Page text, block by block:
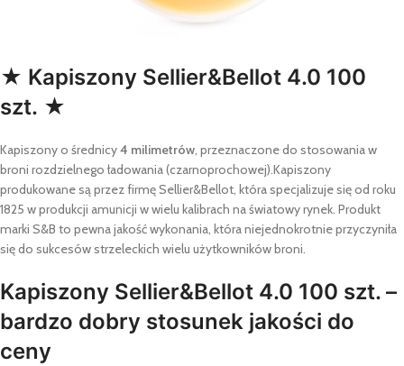
★ Kapiszony Sellier&Bellot 4.0 100
szt. ★
Kapiszony o średnicy4 milimetrów, przeznaczone do stosowania w
broni rozdzielnego ładowania (czarnoprochowej).Kapiszony
produkowane są przez firmę Sellier&Bellot, która specjalizuje się od roku
1825 w produkcji amunicji w wielu kalibrach na światowy rynek. Produkt
marki S&B to pewna jakość wykonania, która niejednokrotnie przyczyniła
się do sukcesów strzeleckich wielu użytkowników broni.
Kapiszony Sellier&Bellot 4.0 100 szt. –
bardzo dobry stosunek jakości do
ceny